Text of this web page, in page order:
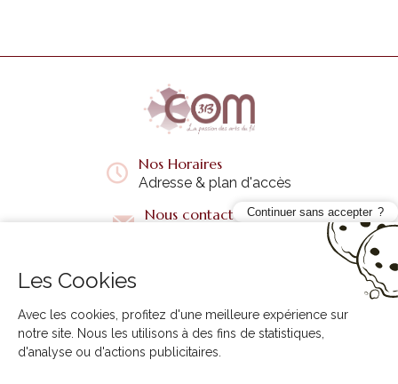
Nos Horaires
Adresse & plan d'accès
Nous contacter
Liens utiles +
Continuer sans accepter
Les Cookies
Avec les cookies, profitez d'une meilleure expérience sur
notre site. Nous les utilisons à des fins de statistiques,
d'analyse ou d'actions publicitaires.